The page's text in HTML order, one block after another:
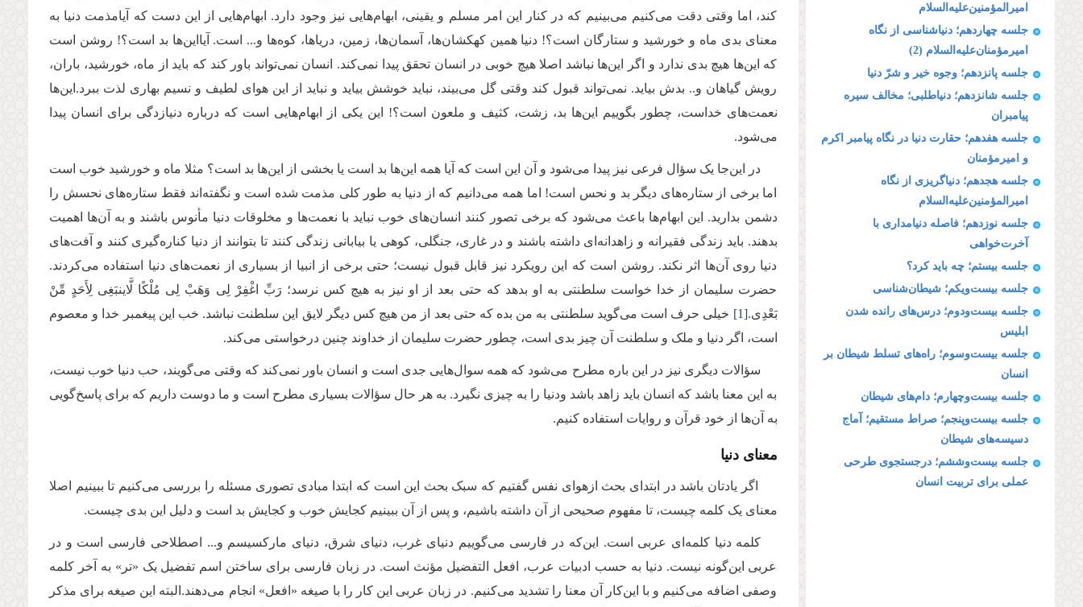
امیرالمؤمنین‌علیه‌السلام
جلسه چهاردهم؛ دنیاشناسی از نگاه
امیرمؤمنان‌علیه‌السلام (2)
جلسه پانزدهم؛ وجوه خیر و شرّ دنیا
جلسه شانزدهم؛ دنیاطلبی؛ مخالف سیره
پیامبران
جلسه هفدهم؛ حقارت دنیا در نگاه پیامبر اکرم
و امیرمؤمنان‌
جلسه هجدهم؛ دنیاگریزی از نگاه
امیرالمؤمنین‌علیه‌السلام
جلسه نوزدهم؛ فاصله دنیامداری با
آخرت‌خواهی
جلسه بیستم؛ چه باید کرد؟
جلسه بیست‌ویکم؛ شیطان‌شناسی
جلسه بیست‌ودوم؛ درس‌های رانده شدن
ابلیس
جلسه بیست‌وسوم؛ راه‌های تسلط شیطان بر
انسان
جلسه بیست‌وچهارم؛ دام‌های شیطان
جلسه بیست‌وپنجم؛ صراط مستقیم؛ آماج
دسیسه‌های شیطان
جلسه بیست‌وششم؛ درجستجوی طرحی
عملی برای تربیت انسان
کند، اما وقتی دقت می‌کنیم می‌بینیم که در کنار این امر مسلم و یقینی، ابهام‌هایی نیز وجود دارد. ابهام‌هایی از این دست که آیامذمت دنیا به
معنای بدی ماه و خورشید و ستارگان است؟! دنیا همین کهکشان‌ها، آسمان‌ها، زمین، دریاها، کوه‌ها و... است. آیااین‌ها بد است؟! روشن است
که این‌ها هیچ بدی ندارد و اگر این‌ها نباشد اصلا هیچ خوبی در انسان تحقق پیدا نمی‌کند. انسان نمی‌تواند باور کند که باید از ماه، خورشید، باران،
رویش گیاهان و.. بدش بیاید. نمی‌تواند قبول کند وقتی گل می‌بیند، نباید خوشش بیاید و نباید از این هوای لطیف و نسیم بهاری لذت ببرد.این‌ها
نعمت‌های خداست، چطور بگوییم این‌ها بد، زشت، کثیف و ملعون است؟! این یکی از ابهام‌هایی است که درباره دنیازدگی برای انسان پیدا
می‌شود.
در این‌جا یک سؤال فرعی نیز پیدا می‌شود و آن این است که آیا همه این‌ها بد است یا بخشی از این‌ها بد است؟ مثلا ماه و خورشید خوب است
اما برخی از ستاره‌های دیگر بد و نحس است! اما همه می‌دانیم که از دنیا به طور کلی مذمت شده است و نگفته‌اند فقط ستاره‌های نحسش را
دشمن بدارید. این ابهام‌ها باعث می‌شود که برخی تصور کنند انسان‌های خوب نباید با نعمت‌ها و مخلوقات دنیا مأنوس باشند و به آن‌ها اهمیت
بدهند. باید زندگی فقیرانه و زاهدانه‌ا‌ی داشته باشند و در غاری، جنگلی، کوهی یا بیابانی زندگی کنند تا بتوانند از دنیا کناره‌گیری کنند و آفت‌های
دنیا روی آن‌ها اثر نکند. روشن است که این رویکرد نیز قابل قبول نیست؛ حتی برخی از انبیا از بسیاری از نعمت‌های دنیا استفاده می‌کردند.
حضرت سلیمان از خدا خواست سلطنتی به او بدهد که حتی بعد از او نیز به هیچ کس نرسد؛ رَبِّ اغْفِرْ لِی وَهَبْ لِی مُلْكًا لَّاینبَغِی لِأَحَدٍ مِّنْ
بَعْدِی.[1] خیلی حرف است می‌گوید سلطنتی به من بده که حتی بعد از من هیچ کس دیگر لایق این سلطنت نباشد. خب این پیغمبر خدا و معصوم
است، اگر دنیا و ملک و سلطنت آن چیز بدی است، چطور حضرت سلیمان از خداوند چنین درخواستی می‌کند.
سؤالات دیگری نیز در این باره مطرح می‌شود که همه سوال‌هایی جدی است و انسان باور نمی‌کند که وقتی می‌گویند، حب دنیا خوب نیست،
به این معنا باشد که انسان باید زاهد باشد ودنیا را به چیزی نگیرد. به هر حال سؤالات بسیاری مطرح است و ما دوست داریم که برای پاسخ‌گویی
به آن‌ها از خود قرآن و روایات استفاده کنیم.
معنای دنیا
اگر یادتان باشد در ابتدای بحث ازهوای نفس گفتیم که سبک بحث این است که ابتدا مبادی تصوری مسئله را بررسی می‌کنیم تا ببینیم اصلا
معنای یک کلمه چیست، تا مفهوم صحیحی از آن داشته باشیم، و پس از آن ببینیم کجایش خوب و کجایش بد است و دلیل این بدی چیست.
کلمه دنیا کلمه‌ای عربی است. این‌که در فارسی می‌گوییم دنیای غرب، دنیای شرق، دنیای مارکسیسم و... اصطلاحی فارسی است و در
عربی این‌گونه نیست. دنیا به حسب ادبیات عرب، افعل التفضیل مؤنث است. در زبان فارسی برای ساختن اسم تفضیل یک «تر» به آخر کلمه
وصفی اضافه می‌کنیم و با این‌کار آن معنا را تشدید می‌کنیم. در زبان عربی این کار را با صیغه «افعل» انجام می‌دهند.البته این صیغه برای مذکر